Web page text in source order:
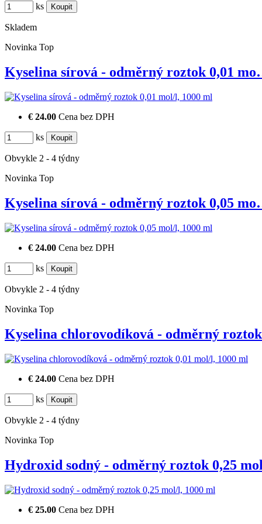
ks
Skladem
Novinka Top
Kyselina sírová - odměrný roztok 0,01
€ 24.00 Cena bez DPH
ks
Obvykle 2 - 4 týdny
Novinka Top
Kyselina sírová - odměrný roztok 0,05
€ 24.00 Cena bez DPH
ks
Obvykle 2 - 4 týdny
Novinka Top
Kyselina chlorovodíková - odměrný
€ 24.00 Cena bez DPH
ks
Obvykle 2 - 4 týdny
Novinka Top
Hydroxid sodný - odměrný roztok 0,25
€ 25.00 Cena bez DPH